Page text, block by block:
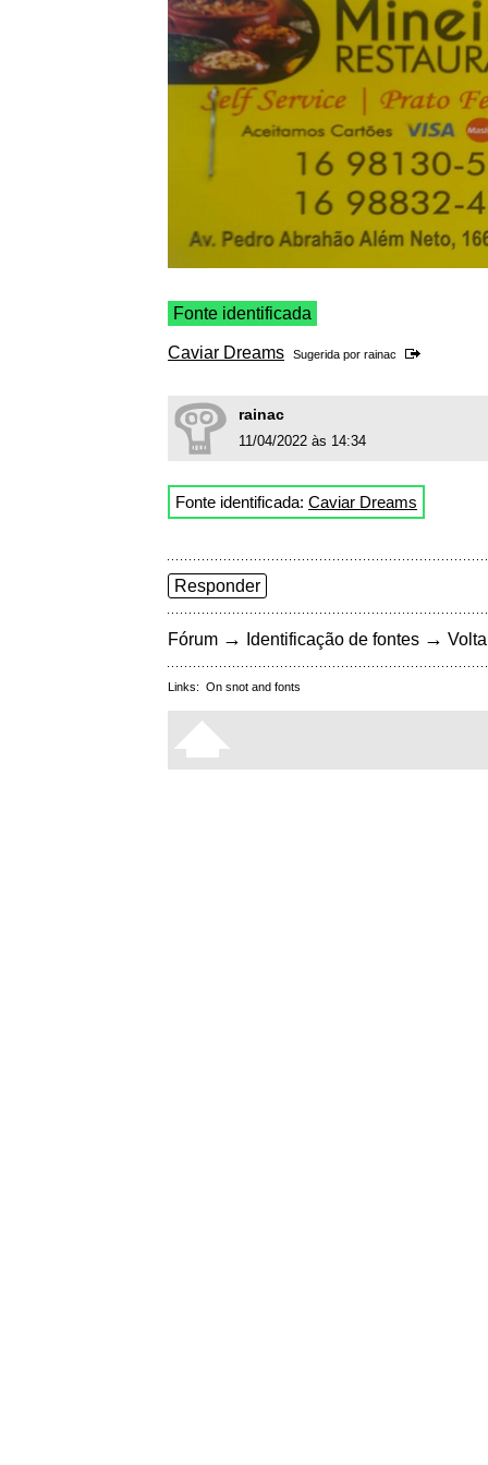
Fonte identificada
Caviar Dreams Sugerida por rainac
rainac
11/04/2022 às 14:34
Fonte identificada: Caviar Dreams
Responder
Fórum → Identificação de fontes →
Links: On snot and fonts